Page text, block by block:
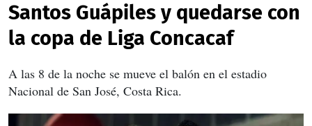
Santos Guápiles y quedarse con
la copa de Liga Concacaf
A las 8 de la noche se mueve el balón en el estadio
Nacional de San José, Costa Rica.